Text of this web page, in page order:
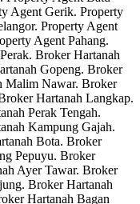
Agent Gerik. Property
Property Agent
Agent Pahang.
Broker Hartanah
Gopeng. Broker
Malim Nawar. Broker
Hartanah Langkap.
Perak Tengah.
Kampung Gajah.
Bota. Broker
Pepuyu. Broker
Ayer Tawar. Broker
Broker Hartanah
Hartanah Bagan